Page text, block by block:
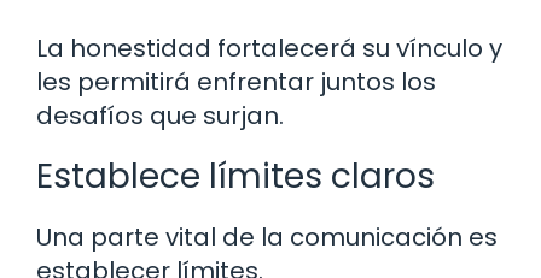
La honestidad fortalecerá su vínculo y
les permitirá enfrentar juntos los
desafíos que surjan.
Establece límites claros
Una parte vital de la comunicación es
establecer límites.